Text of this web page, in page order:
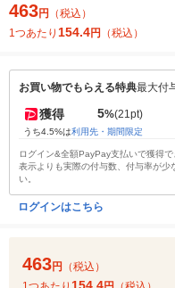
463円
（税込）
1つあたり 154.4円 （税込）
お買い物でもらえる特典最大付
獲得 5%(21pt)
うち4.5%は利用先・期間限定
ログイン&全額PayPay支払いで獲得
表示よりも実際の付与数、付与率が少
い。
ログインはこちら
463円
（税込）